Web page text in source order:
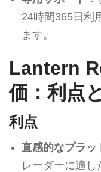
24時間365日利
ます。
Lantern
価：利点
利点
直感的なプラッ
レーダーに適し